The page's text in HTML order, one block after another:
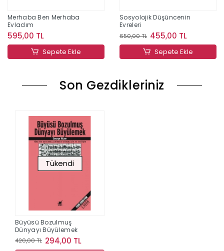
Merhaba Ben Merhaba
Evladım
595,00 TL
Sepete Ekle
Sosyolojik Düşüncenin
Evreleri
650,00 TL 455,00 TL
Sepete Ekle
Son Gezdikleriniz
Tükendi
Büyüsü Bozulmuş
Dünyayı Büyülemek
420,00 TL 294,00 TL